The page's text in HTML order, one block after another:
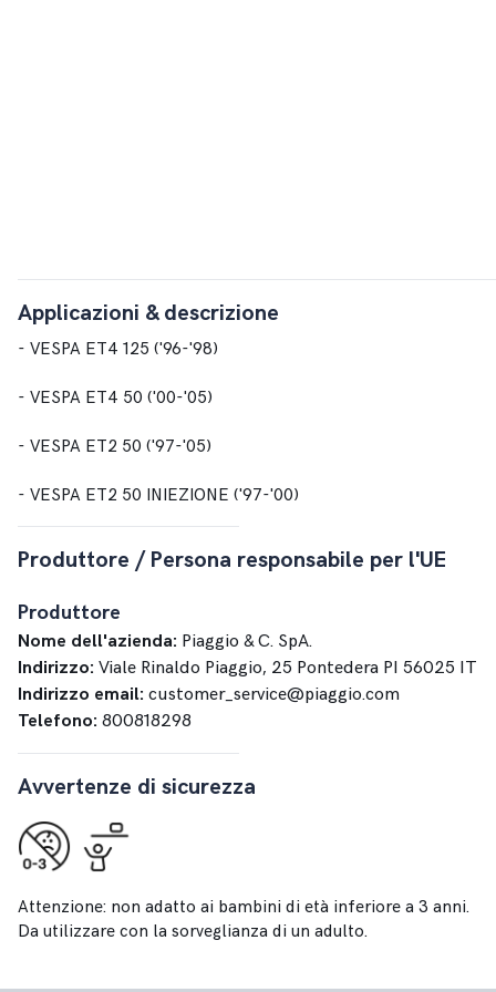
Applicazioni & descrizione
- VESPA ET4 125 ('96-'98)
- VESPA ET4 50 ('00-'05)
- VESPA ET2 50 ('97-'05)
- VESPA ET2 50 INIEZIONE ('97-'00)
Produttore / Persona responsabile per l'UE
Produttore
Nome dell'azienda: Piaggio & C. SpA.
Indirizzo: Viale Rinaldo Piaggio, 25 Pontedera PI 56025 IT
Indirizzo email: customer_service@piaggio.com
Telefono: 800818298
Avvertenze di sicurezza
Attenzione: non adatto ai bambini di età inferiore a 3 anni.
Da utilizzare con la sorveglianza di un adulto.